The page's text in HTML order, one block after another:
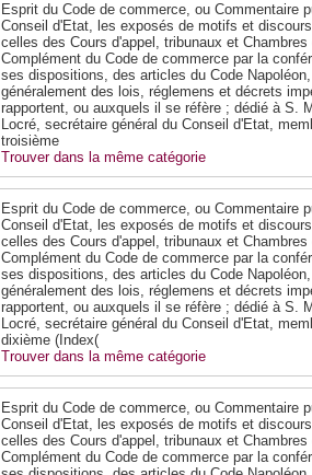
Esprit du Code de commerce, ou Commentaire
Conseil d'Etat, les exposés de motifs et
celles des Cours d'appel, tribunaux et
Complément du Code de commerce par la
ses dispositions, des articles du Code
généralement des lois, réglemens et décrets
rapportent, ou auxquels il se réfère ; dédié à S.
Locré, secrétaire général du Conseil d'Etat,
troisième
Trouver dans la même catégorie
Esprit du Code de commerce, ou Commentaire
Conseil d'Etat, les exposés de motifs et
celles des Cours d'appel, tribunaux et
Complément du Code de commerce par la
ses dispositions, des articles du Code
généralement des lois, réglemens et décrets
rapportent, ou auxquels il se réfère ; dédié à S.
Locré, secrétaire général du Conseil d'Etat,
dixième (Index(
Trouver dans la même catégorie
Esprit du Code de commerce, ou Commentaire
Conseil d'Etat, les exposés de motifs et
celles des Cours d'appel, tribunaux et
Complément du Code de commerce par la